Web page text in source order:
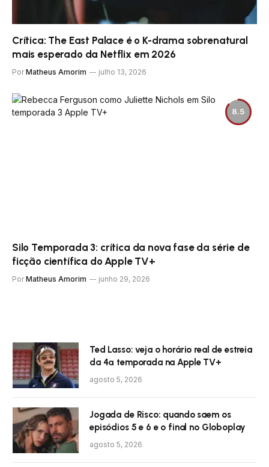
Crítica: The East Palace é o K-drama sobrenatural
mais esperado da Netflix em 2026
Por Matheus Amorim julho 13, 2026
8.5
Silo Temporada 3: crítica da nova fase da série de
ficção científica do Apple TV+
Por Matheus Amorim junho 29, 2026
Ted Lasso: veja o horário real de estreia
da 4ª temporada na Apple TV+
agosto 5, 2026
Jogada de Risco: quando saem os
episódios 5 e 6 e o final no Globoplay
agosto 5, 2026